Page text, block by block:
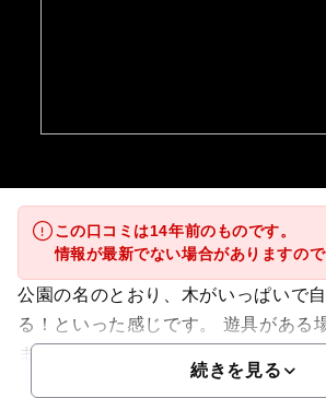
この口コミは14年前のものです。
情報が最新でない場合がありますので
公園の名のとおり、木がいっぱいで
る！といった感じです。 遊具がある
ます。 ...
続きを見る